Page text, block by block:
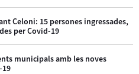
Celoni: 15 persones ingressades,
per Covid-19
municipals amb les noves
19